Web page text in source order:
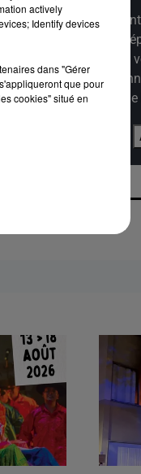
Cet
refus du
exprimé. Si
de nous
actively
Identify devices
dans "Gérer
que pour
cookies" situé en